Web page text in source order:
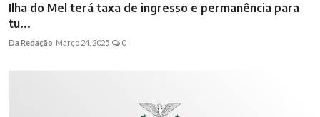
Ilha do Mel terá taxa de ingresso e permanência para
tu...
Da Redação Março 24, 2025 0